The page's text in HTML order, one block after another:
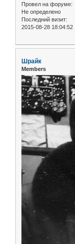
Провел на форуме:
Не определено
Последний визит:
2015-08-28 18:04:52
Шрайк
Members